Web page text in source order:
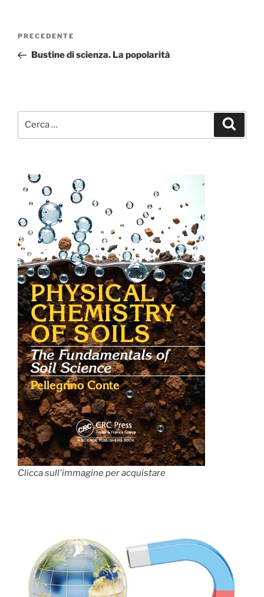
Navigazione
Articolo
precedente:
PRECEDENTE
Bustine di scienza. La popolarità
Clicca sull'immagine per acquistare